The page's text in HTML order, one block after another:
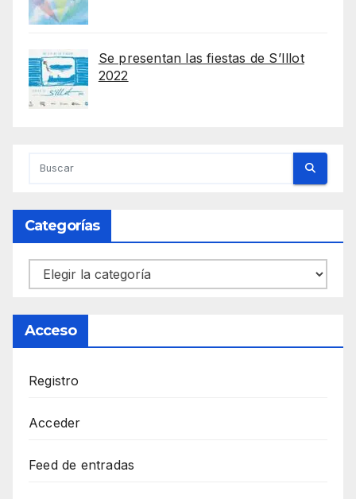
Se presentan las fiestas de S’Illot
2022
Categorías
Categorías
Acceso
Registro
Acceder
Feed de entradas